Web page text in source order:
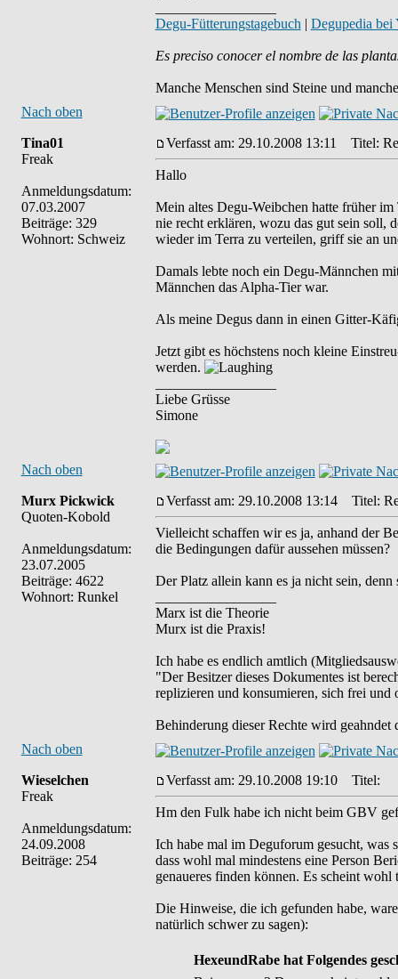
Degu-Fütterungstagebuch | Degupedia bei
Es preciso conocer el nombre de las
Manche Menschen sind Steine und
Nach oben
Tina01
Freak
Anmeldungsdatum:
07.03.2007
Beiträge: 329
Wohnort: Schweiz
Verfasst am: 29.10.2008 13:11 Titel:
Hallo
Mein altes Degu-Weibchen hatte früher
nie recht erklären, wozu das gut sein soll,
wieder im Terra zu verteilen, griff sie an
Damals lebte noch ein Degu-Männchen
Männchen das Alpha-Tier war.
Als meine Degus dann in einen Gitter-
Jetzt gibt es höchstens noch kleine
werden.
Liebe Grüsse
Simone
Nach oben
Murx Pickwick
Quoten-Kobold
Anmeldungsdatum:
23.07.2005
Beiträge: 4622
Wohnort: Runkel
Verfasst am: 29.10.2008 13:14 Titel:
Vielleicht schaffen wir es ja, anhand der
die Bedingungen dafür aussehen müssen?
Der Platz allein kann es ja nicht sein, denn
Marx ist die Theorie
Murx ist die Praxis!
Ich habe es endlich amtlich
"Der Besitzer dieses Dokumentes ist
replizieren und konsumieren, sich frei
Behinderung dieser Rechte wird
Nach oben
Wieselchen
Freak
Anmeldungsdatum:
24.09.2008
Beiträge: 254
Verfasst am: 29.10.2008 19:10 Titel:
Hm den Fulk habe ich nicht beim GBV
Ich habe mal im Deguforum gesucht, was
dass wohl mal mindestens eine Person
genaueres finden können. Es scheint
Die Hinweise, die ich gefunden habe,
natürlich schwer zu sagen):
HexeundRabe hat Folgendes